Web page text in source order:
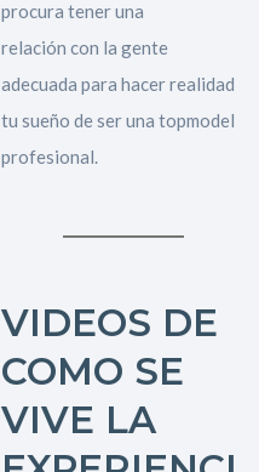
procura tener una
relación con la gente
adecuada para hacer realidad
tu sueño de ser una topmodel
profesional.
VIDEOS DE
COMO SE
VIVE LA